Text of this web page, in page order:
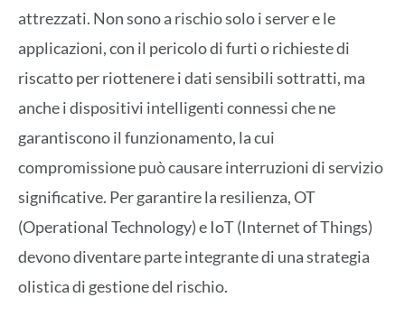
attrezzati. Non sono a rischio solo i server e le
applicazioni, con il pericolo di furti o richieste di
riscatto per riottenere i dati sensibili sottratti, ma
anche i dispositivi intelligenti connessi che ne
garantiscono il funzionamento, la cui
compromissione può causare interruzioni di servizio
significative. Per garantire la resilienza, OT
(Operational Technology) e IoT (Internet of Things)
devono diventare parte integrante di una strategia
olistica di gestione del rischio.